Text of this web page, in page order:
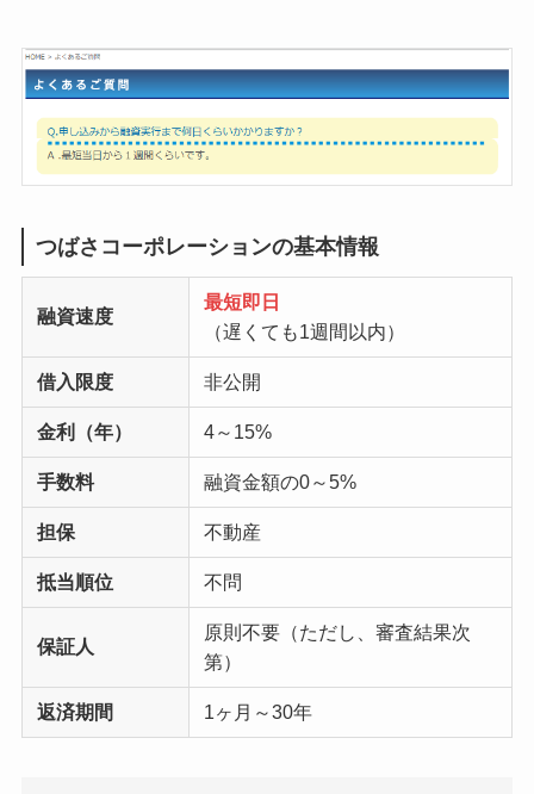
つばさコーポレーションの基本情報
融資速度
最短即日
（遅くても1週間以内）
借入限度 非公開
金利（年） 4～15%
手数料 融資金額の0～5%
担保 不動産
抵当順位 不問
保証人
原則不要（ただし、審査結果次
第）
返済期間 1ヶ月～30年